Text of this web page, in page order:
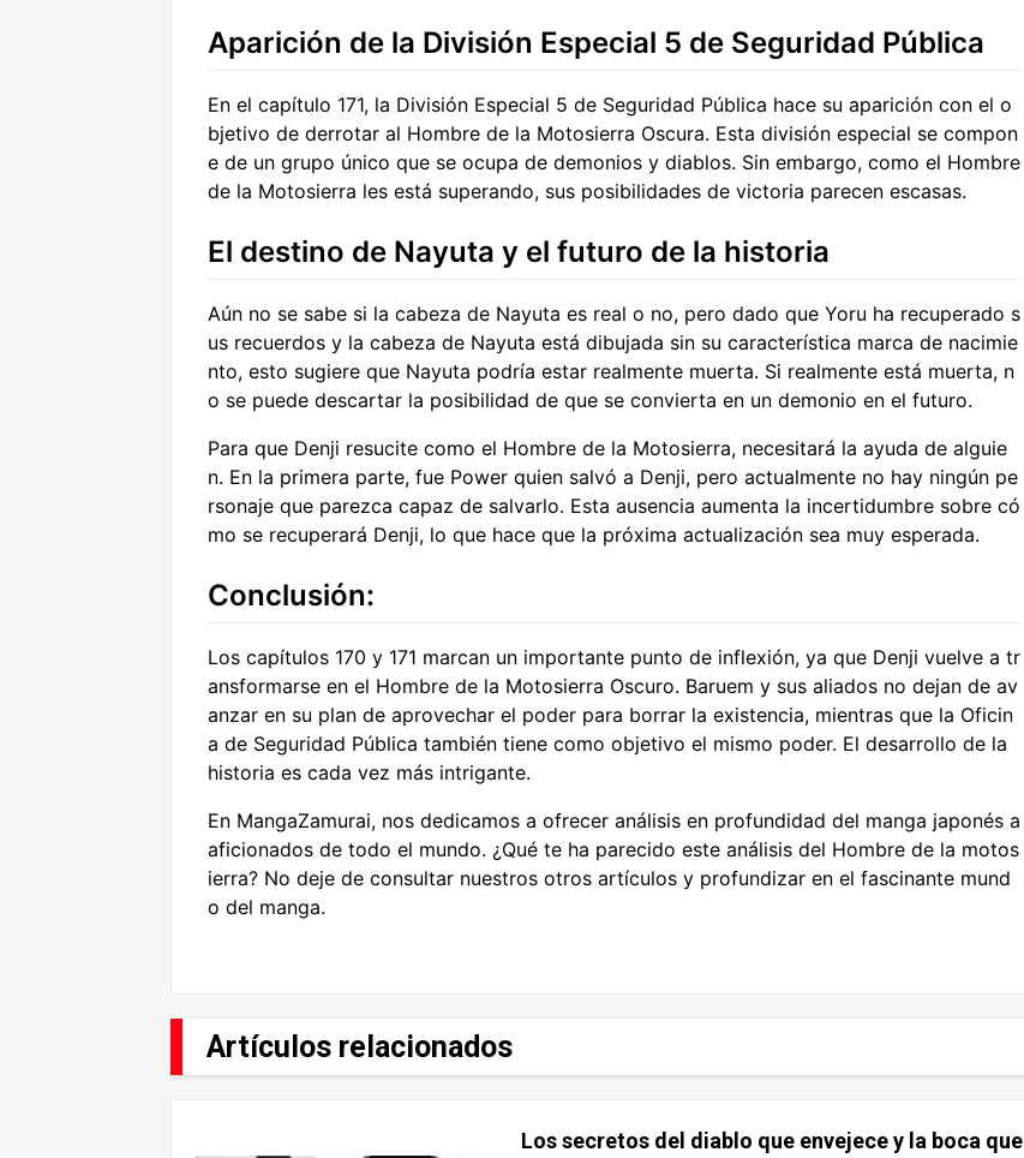
Aparición de la División Especial 5 de Seguridad Pública
En el capítulo 171, la División Especial 5 de Seguridad Pública hace su aparición con el o
bjetivo de derrotar al Hombre de la Motosierra Oscura. Esta división especial se compon
e de un grupo único que se ocupa de demonios y diablos. Sin embargo, como el Hombre
de la Motosierra les está superando, sus posibilidades de victoria parecen escasas.
El destino de Nayuta y el futuro de la historia
Aún no se sabe si la cabeza de Nayuta es real o no, pero dado que Yoru ha recuperado s
us recuerdos y la cabeza de Nayuta está dibujada sin su característica marca de nacimie
nto, esto sugiere que Nayuta podría estar realmente muerta. Si realmente está muerta, n
o se puede descartar la posibilidad de que se convierta en un demonio en el futuro.
Para que Denji resucite como el Hombre de la Motosierra, necesitará la ayuda de alguie
n. En la primera parte, fue Power quien salvó a Denji, pero actualmente no hay ningún pe
rsonaje que parezca capaz de salvarlo. Esta ausencia aumenta la incertidumbre sobre có
mo se recuperará Denji, lo que hace que la próxima actualización sea muy esperada.
Conclusión:
Los capítulos 170 y 171 marcan un importante punto de inflexión, ya que Denji vuelve a tr
ansformarse en el Hombre de la Motosierra Oscuro. Baruem y sus aliados no dejan de av
anzar en su plan de aprovechar el poder para borrar la existencia, mientras que la Oficin
a de Seguridad Pública también tiene como objetivo el mismo poder. El desarrollo de la
historia es cada vez más intrigante.
En MangaZamurai, nos dedicamos a ofrecer análisis en profundidad del manga japonés a
aficionados de todo el mundo. ¿Qué te ha parecido este análisis del Hombre de la motos
ierra? No deje de consultar nuestros otros artículos y profundizar en el fascinante mund
o del manga.
Artículos relacionados
Los secretos del diablo que envejece y la boca que